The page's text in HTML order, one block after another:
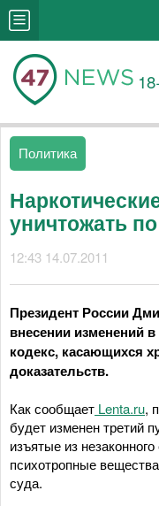
Политика
уничтожать
12:43 14.07.2011
Президент России
внесении изменений
кодекс, касающихся
доказательств.
Как сообщает Lenta.ru,
будет изменен третий
изъятые из
психотропные
суда.